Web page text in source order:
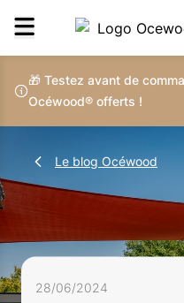
🎁 Testez avant de
Océwood® offerts !
Le blog Océwood
28/06/2024